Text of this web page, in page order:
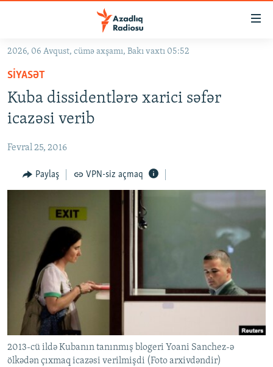
Əsas
qayıt
Əsas
naviqasiyaya
qayıt
Axtarışa
GÜNDƏM
#İZAHLA
KORRUPSIOMETR
FƏRQƏ BAX
QANUNI DOĞRU
MULTIMEDIA
FOTOQALEREYA
İNFOQRAFIKA
KARIKATURA
RADIO ARXIV
OXU ZALI
AZƏRBAYCAN ƏDƏBIYYATI KITABXANASI
İSLAM VƏ DEMOKRATIYA
İZ - MƏDƏNIYYƏT PROQRAMI
HAQQIMIZDA
MISSIYAMIZ
PEŞƏ ETIKASI VƏ JURNALISTIKA STANDARTLARIMIZ
MATERIALLARIMIZDAN ISTIFADƏ
AZADLIQRADIOSU MOBIL TELEFONUNUZDA
BIZI IZLƏ
RFE/RL-in bütün saytları
2026, 06 Avqust, cümə axşamı, Bakı vaxtı 05:52
SIYASƏT
Kuba dissidentlərə xarici səfər
icazəsi verib
Fevral 25, 2016
Paylaş VPN-siz açmaq
2013-cü ildə Kubanın tanınmış blogeri Yoani Sanchez-ə
ölkədən çıxmaq icazəsi verilmişdi (Foto arxivdəndir)